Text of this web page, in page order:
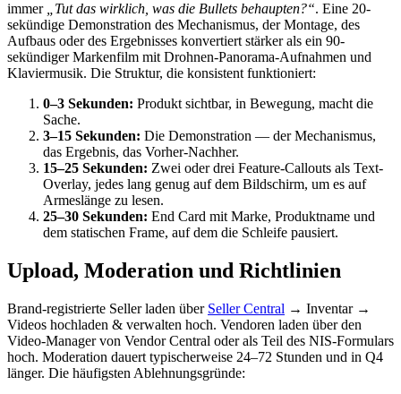
immer
„Tut das wirklich, was die Bullets behaupten?“. Eine 20-
sekündige Demonstration des Mechanismus, der Montage, des
Aufbaus oder des Ergebnisses konvertiert stärker als ein 90-
sekündiger Markenfilm mit Drohnen-Panorama-Aufnahmen und
Klaviermusik. Die Struktur, die konsistent funktioniert:
0–3 Sekunden: Produkt sichtbar, in Bewegung, macht die
Sache.
3–15 Sekunden: Die Demonstration — der Mechanismus,
das Ergebnis, das Vorher-Nachher.
15–25 Sekunden: Zwei oder drei Feature-Callouts als Text-
Overlay, jedes lang genug auf dem Bildschirm, um es auf
Armeslänge zu lesen.
25–30 Sekunden: End Card mit Marke, Produktname und
dem statischen Frame, auf dem die Schleife pausiert.
Upload, Moderation und Richtlinien
Brand-registrierte Seller laden über Seller Central → Inventar →
Videos hochladen & verwalten hoch. Vendoren laden über den
Video-Manager von Vendor Central oder als Teil des NIS-Formulars
hoch. Moderation dauert typischerweise 24–72 Stunden und in Q4
länger. Die häufigsten Ablehnungsgründe: